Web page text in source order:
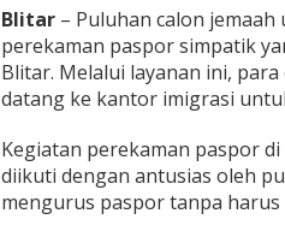
B
e
i
k
n
L
y
Blitar – Puluhan calon
perekaman paspor simpatik
Blitar. Melalui layanan ini,
datang ke kantor imigrasi
Kegiatan perekaman paspor
diikuti dengan antusias oleh
mengurus paspor tanpa